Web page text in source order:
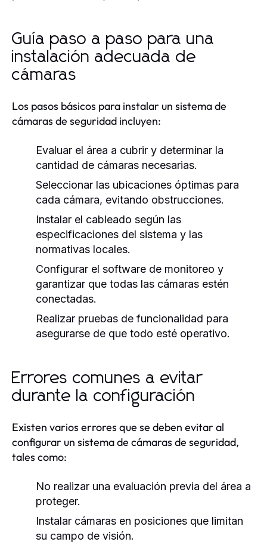
Guía paso a paso para una
instalación adecuada de
cámaras
Los pasos básicos para instalar un sistema de
cámaras de seguridad incluyen:
Evaluar el área a cubrir y determinar la
cantidad de cámaras necesarias.
Seleccionar las ubicaciones óptimas para
cada cámara, evitando obstrucciones.
Instalar el cableado según las
especificaciones del sistema y las
normativas locales.
Configurar el software de monitoreo y
garantizar que todas las cámaras estén
conectadas.
Realizar pruebas de funcionalidad para
asegurarse de que todo esté operativo.
Errores comunes a evitar
durante la configuración
Existen varios errores que se deben evitar al
configurar un sistema de cámaras de seguridad,
tales como:
No realizar una evaluación previa del área a
proteger.
Instalar cámaras en posiciones que limitan
su campo de visión.